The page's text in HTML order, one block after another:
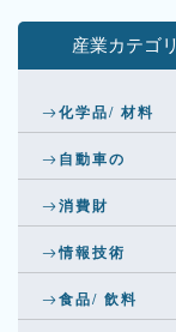
産業カテゴ
化学品/ 材料
自動車の
消費財
情報技術
食品/ 飲料